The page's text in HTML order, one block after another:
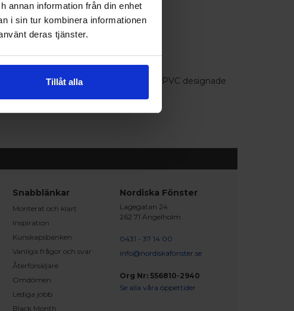
annan information från din enhet
i sin tur kombinera informationen
deras tjänster.
Tillåt alla
som är tillverkade av underhållsfri PVC designade
Snabblänkar
Monterat och klart
Inspiration
Kunskapsbanken
Vanliga frågor och svar
Återförsäljare
Omdömen
Lediga jobb
Black Month
Nordiska Fönster
Lagegatan 24
262 71 Ängelholm
0431 - 37 14 00
info@nordiskafonster.se
Org Nr: 556810-2940
Se alla våra öppettider